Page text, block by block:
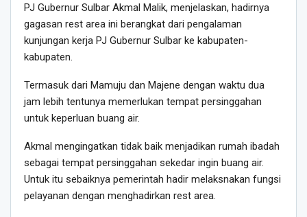
PJ Gubernur Sulbar Akmal Malik, menjelaskan, hadirnya
gagasan rest area ini berangkat dari pengalaman
kunjungan kerja PJ Gubernur Sulbar ke kabupaten-
kabupaten.
Termasuk dari Mamuju dan Majene dengan waktu dua
jam lebih tentunya memerlukan tempat persinggahan
untuk keperluan buang air.
Akmal mengingatkan tidak baik menjadikan rumah ibadah
sebagai tempat persinggahan sekedar ingin buang air.
Untuk itu sebaiknya pemerintah hadir melaksnakan fungsi
pelayanan dengan menghadirkan rest area.